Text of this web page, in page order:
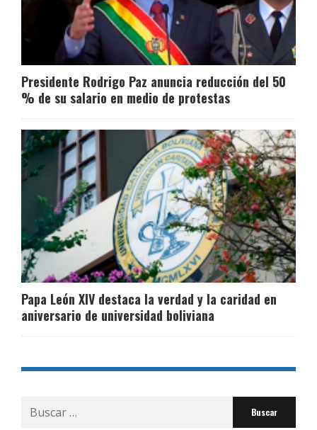
Presidente Rodrigo Paz anuncia reducción del 50
% de su salario en medio de protestas
Papa León XIV destaca la verdad y la caridad en
aniversario de universidad boliviana
Buscar
por: